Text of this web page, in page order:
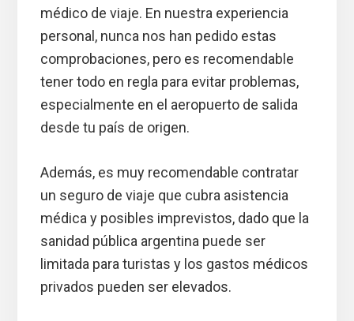
médico de viaje. En nuestra experiencia
personal, nunca nos han pedido estas
comprobaciones, pero es recomendable
tener todo en regla para evitar problemas,
especialmente en el aeropuerto de salida
desde tu país de origen.
Además, es muy recomendable contratar
un seguro de viaje que cubra asistencia
médica y posibles imprevistos, dado que la
sanidad pública argentina puede ser
limitada para turistas y los gastos médicos
privados pueden ser elevados.